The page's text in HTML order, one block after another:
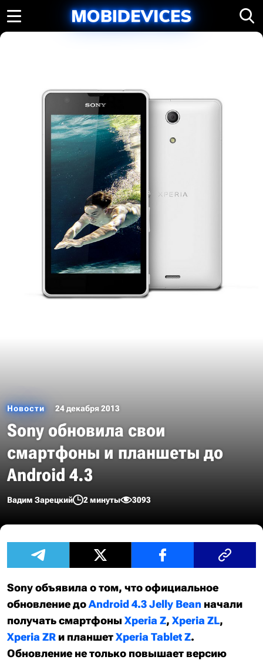
Новости 24 декабря 2013
Sony обновила свои
смартфоны и планшеты до
Android 4.3
Вадим Зарецкий 2 минуты 3093
Sony объявила о том, что официальное
обновление доAndroid 4.3 Jelly Bean начали
получать смартфоны Xperia Z, Xperia ZL,
Xperia ZR и планшетXperia Tablet Z.
Обновление не только повышает версию